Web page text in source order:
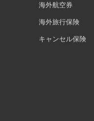
海外航空券
海外旅行保険
キャンセル保険